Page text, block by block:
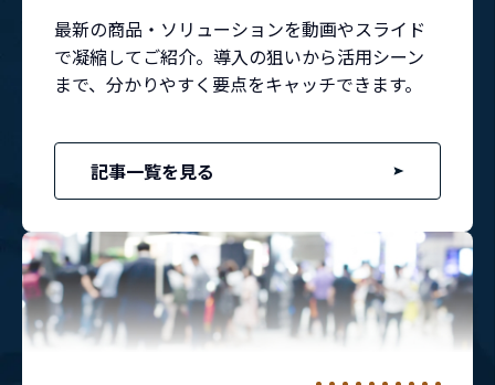
最新の商品・ソリューションを動画やスライド
で凝縮してご紹介。導入の狙いから活用シーン
まで、分かりやすく要点をキャッチできます。
記事一覧を見る